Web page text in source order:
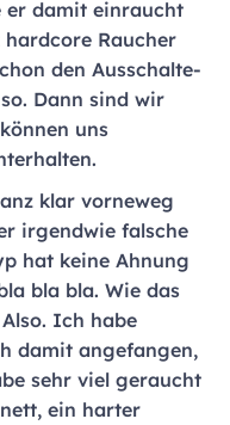
er damit einraucht
Raucher
den Ausschalte-
Dann sind wir
uns
klar vorneweg
irgendwie falsche
hat keine Ahnung
bla bla. Wie das
Ich habe
damit angefangen,
sehr viel geraucht
ein harter